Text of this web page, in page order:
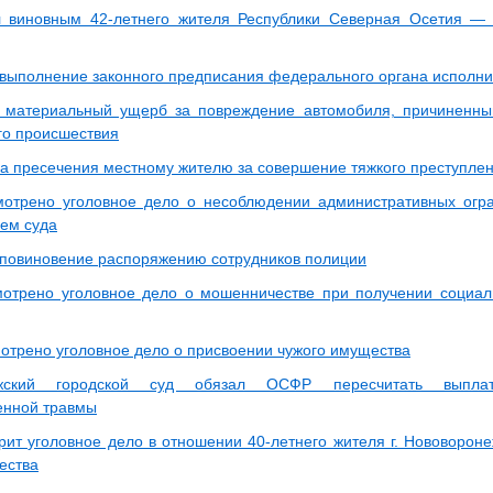
виновным 42-летнего жителя Республики Северная Осетия
законного предписания федерального органа
материальный ущерб за повреждение автомобиля,
происшествия
пресечения местному жителю за совершение тяжкого
уголовное дело о несоблюдении административных
суда
распоряжению сотрудников полиции
уголовное дело о мошенничестве при получении
уголовное дело о присвоении чужого имущества
городской суд обязал ОСФР пересчитать
травмы
уголовное дело в отношении 40-летнего жителя г.